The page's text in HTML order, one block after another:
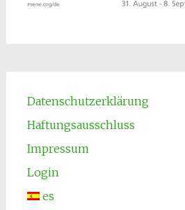
Datenschutzerklärung
Haftungsausschluss
Impressum
Login
es